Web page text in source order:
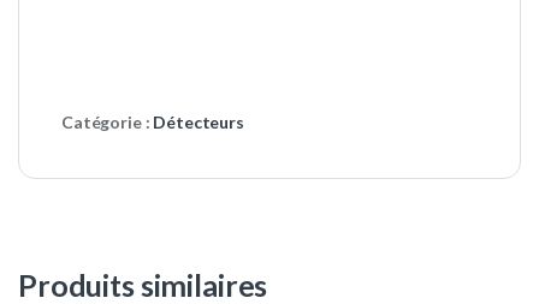
Catégorie : Détecteurs
Produits similaires